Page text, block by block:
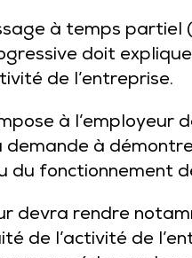
à temps
doit
de l’entreprise.
à
à
fonctionnement
devra rendre
de l’activité de